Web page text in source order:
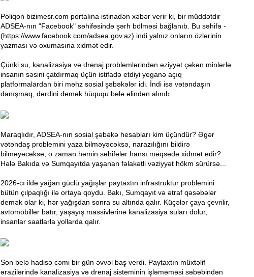
Poliqon bizimesr.com portalına istinadən xəbər verir ki, bir müddətdir
ADSEA-nın "Facebook" səhifəsində şərh bölməsi bağlanıb. Bu səhifə -
(https://www.facebook.com/adsea.gov.az) indi yalnız onların özlərinin
yazması və oxumasına xidmət edir.
Çünki su, kanalizasiya və drenaj problemlərindən əziyyət çəkən minlərlə
insanın səsini çatdırmaq üçün istifadə etdiyi yeganə açıq
platformalardan biri məhz sosial şəbəkələr idi. İndi isə vətəndaşın
danışmaq, dərdini demək hüququ belə əlindən alınıb.
Maraqlıdır, ADSEA-nın sosial şəbəkə hesabları kim üçündür? Əgər
vətəndaş problemini yaza bilməyəcəksə, narazılığını bildirə
bilməyəcəksə, o zaman həmin səhifələr hansı məqsədə xidmət edir?
Hələ Bakıda və Sumqayıtda yaşanan fəlakətli vəziyyət hökm sürürsə...
2026-cı ildə yağan güclü yağışlar paytaxtın infrastruktur problemini
bütün çılpaqlığı ilə ortaya qoydu. Bakı, Sumqayıt və ətraf qəsəbələr
demək olar ki, hər yağışdan sonra su altında qalır. Küçələr çaya çevrilir,
avtomobillər batır, yaşayış massivlərinə kanalizasiya suları dolur,
insanlar saatlarla yollarda qalır.
Son belə hadisə cəmi bir gün əvvəl baş verdi. Paytaxtın müxtəlif
ərazilərində kanalizasiya və drenaj sisteminin işləməməsi səbəbindən